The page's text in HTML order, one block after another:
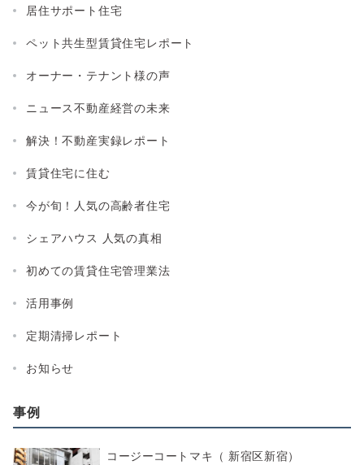
居住サポート住宅
ペット共生型賃貸住宅レポート
オーナー・テナント様の声
ニュース不動産経営の未来
解決！不動産実録レポート
賃貸住宅に住む
今が旬！人気の高齢者住宅
シェアハウス 人気の真相
初めての賃貸住宅管理業法
活用事例
定期清掃レポート
お知らせ
事例
コージーコートマキ（ 新宿区新宿）